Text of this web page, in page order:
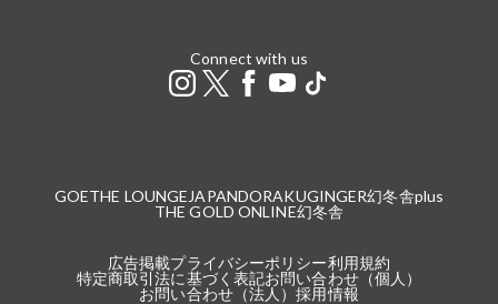
Connect with us
GOETHE LOUNGE JAPANDORAKUGINGER幻冬舎plus
THE GOLD ONLINE幻冬舎
広告掲載プライバシーポリシー利用規約
特定商取引法に基づく表記お問い合わせ（個人）
お問い合わせ（法人）採用情報